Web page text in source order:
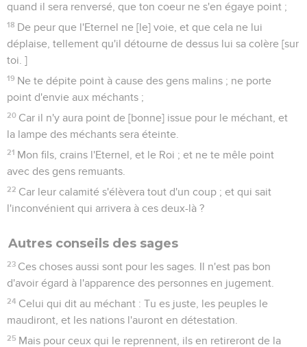
quand il sera renversé, que ton coeur ne s'en égaye point ;
18 De peur que l'Eternel ne [le] voie, et que cela ne lui
déplaise, tellement qu'il détourne de dessus lui sa colère [sur
toi. ]
19 Ne te dépite point à cause des gens malins ; ne porte
point d'envie aux méchants ;
20 Car il n'y aura point de [bonne] issue pour le méchant, et
la lampe des méchants sera éteinte.
21 Mon fils, crains l'Eternel, et le Roi ; et ne te mêle point
avec des gens remuants.
22 Car leur calamité s'élèvera tout d'un coup ; et qui sait
l'inconvénient qui arrivera à ces deux-là ?
Autres conseils des sages
23 Ces choses aussi sont pour les sages. Il n'est pas bon
d'avoir égard à l'apparence des personnes en jugement.
24 Celui qui dit au méchant : Tu es juste, les peuples le
maudiront, et les nations l'auront en détestation.
25 Mais pour ceux qui le reprennent, ils en retireront de la